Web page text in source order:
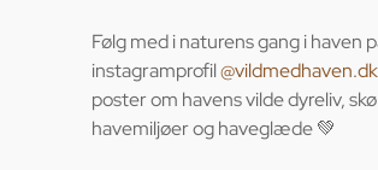
Følg med i naturens gang i haven
instagramprofil@vildmedhaven.dk
poster om havens vilde dyreliv,
havemiljøer og haveglæde 💚